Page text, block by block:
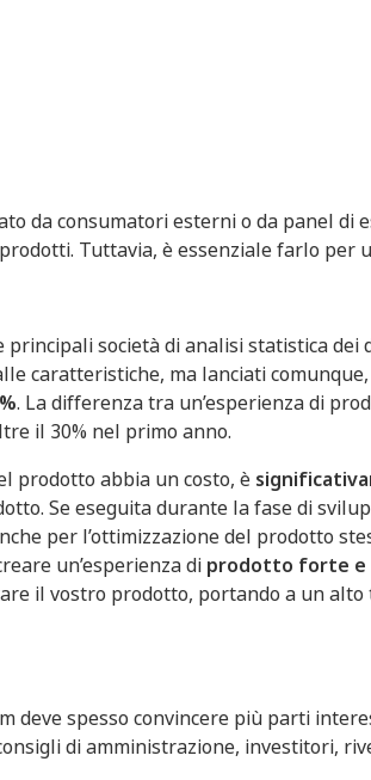
da consumatori esterni o da panel di
Tuttavia, è essenziale farlo per
società di analisi statistica dei
caratteristiche, ma lanciati
. La differenza tra un’esperienza di
il 30% nel primo anno.
prodotto abbia un costo, è
Se eseguita durante la fase di
per l’ottimizzazione del prodotto
un’esperienza di prodotto forte e
il vostro prodotto, portando a un
deve spesso convincere più parti
di amministrazione, investitori,